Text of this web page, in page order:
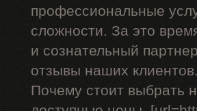
профессиональные
сложности. За это
и сознательный
отзывы наших клиентов.
Почему стоит выбрать